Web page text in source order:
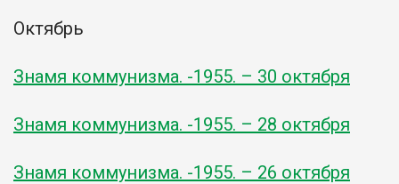
Октябрь
Знамя коммунизма. -1955. – 30 октября
Знамя коммунизма. -1955. – 28 октября
Знамя коммунизма. -1955. – 26 октября